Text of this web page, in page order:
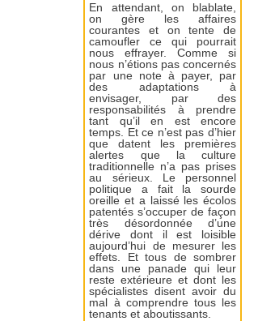
En attendant, on blablate,
on gère les affaires
courantes et on tente de
camoufler ce qui pourrait
nous effrayer. Comme si
nous n’étions pas concernés
par une note à payer, par
des adaptations à
envisager, par des
responsabilités à prendre
tant qu’il en est encore
temps. Et ce n’est pas d’hier
que datent les premières
alertes que la culture
traditionnelle n’a pas prises
au sérieux. Le personnel
politique a fait la sourde
oreille et a laissé les écolos
patentés s’occuper de façon
très désordonnée d’une
dérive dont il est loisible
aujourd’hui de mesurer les
effets. Et tous de sombrer
dans une panade qui leur
reste extérieure et dont les
spécialistes disent avoir du
mal à comprendre tous les
tenants et aboutissants.